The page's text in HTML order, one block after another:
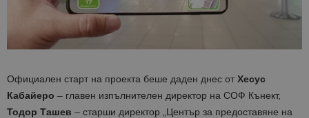
Официален старт на проекта беше даден днес от Хесус
Кабайеро – главен изпълнителен директор на СОФ Кънект,
Тодор Ташев – старши директор „Център за предоставяне на